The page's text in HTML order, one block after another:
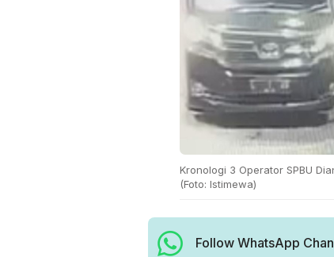
Kronologi 3 Operator SPBU
(Foto: Istimewa)
Follow WhatsApp